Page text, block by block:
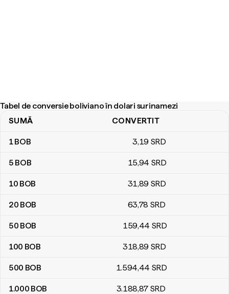
Tabel de conversie boliviano în dolari surinamezi
Tabel de conversie boliviano în dolari surinamezi
SUMĂ CONVERTIT
1BOB 3,19 SRD
5 BOB 15,94 SRD
10 BOB 31,89 SRD
20 BOB 63,78 SRD
50 BOB 159,44 SRD
100 BOB 318,89 SRD
500 BOB 1.594,44 SRD
1.000 BOB 3.188,87 SRD